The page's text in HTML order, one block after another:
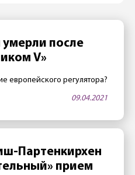
умерли после
V»
европейского регулятора?
09.04.2021
Партенкирхен
прием